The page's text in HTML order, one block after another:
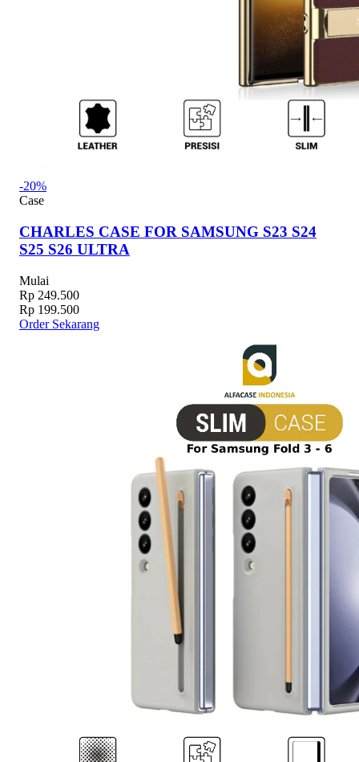
-20%
Case
CHARLES CASE FOR SAMSUNG S23 S24
S25 S26 ULTRA
Mulai
Rp 249.500
Rp 199.500
Order Sekarang